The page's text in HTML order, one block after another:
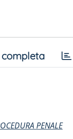
completa
PENALE